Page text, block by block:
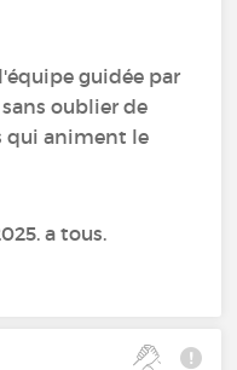
guidée par
oublier de
qui animent le
a tous.